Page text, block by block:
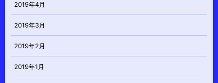
2019年4月
2019年3月
2019年2月
2019年1月